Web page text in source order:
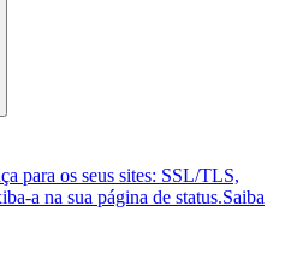
para os seus sites: SSL/TLS,
a na sua página de status.Saiba